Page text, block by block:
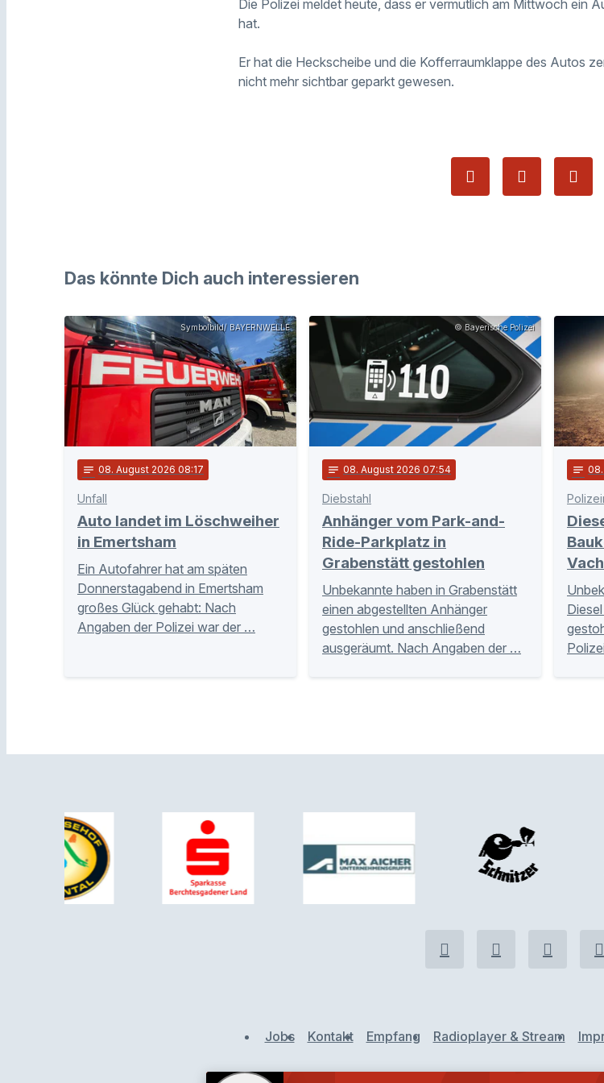
Die Polizei meldet heute, dass er vermutlich am Mittwoch ein
hat.
Er hat die Heckscheibe und die Kofferraumklappe des Autos
nicht mehr sichtbar geparkt gewesen.
Das könnte Dich auch interessieren
Symbolbild/ BAYERNWELLE
notes 08. August 2026 08:17
Unfall
Auto landet im Löschweiher
in Emertsham
Ein Autofahrer hat am späten
Donnerstagabend in Emertsham
großes Glück gehabt: Nach
Angaben der Polizei war der …
© Bayerische Polizei
notes 08. August 2026 07:54
Diebstahl
Anhänger vom Park-and-
Ride-Parkplatz in
Grabenstätt gestohlen
Unbekannte haben in Grabenstätt
einen abgestellten Anhänger
gestohlen und anschließend
ausgeräumt. Nach Angaben der …
notes 08
Jobs Kontakt Empfang Radioplayer & Stream